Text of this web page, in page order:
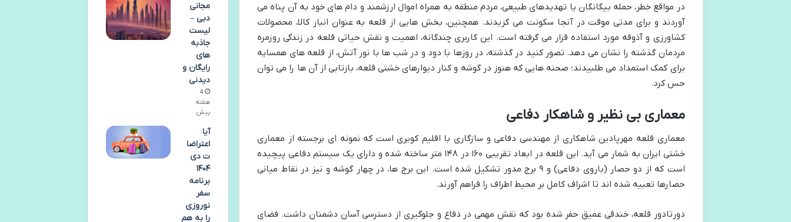
در مواقع خطر، حمله بیگانگان یا تهدیدهای طبیعی، مردم منطقه به همراه اموال ارزشمند و دام های خود به آن پناه می
آوردند و برای مدتی موقت در آنجا سکونت می گزیدند. همچنین، بخش هایی از قلعه به عنوان انبار کالا، محصولات
کشاورزی و آذوقه مورد استفاده قرار می گرفته است. این کاربری چندگانه، اهمیت و نقش حیاتی قلعه در زندگی روزمره
مردمان گذشته را نشان می دهد. تصور کنید در گذشته، در روزها با دود و در شب ها با نور آتش، از قلعه های همسایه
برای کمک استمداد می طلبیدند؛ صحنه هایی که هنوز در گوشه و کنار دیوارهای خشتی قلعه، بازتابی از آن ها را می توان
حس کرد.
معماری بی نظیر و شاهکار دفاعی
معماری قلعه مهرپادین شاهکاری از مهندسی دفاعی و سازگاری با اقلیم کویری است که نمونه ای برجسته از معماری
خشتی ایران به شمار می آید. این قلعه در ابعاد تقریبی ۱۶۰ در ۱۴۸ متر ساخته شده و دارای یک سیستم دفاعی پیچیده
است که از دو حصار (باروی دفاعی) و ۹ برج مدور تشکیل شده است. این برج ها، در چهار گوشه و نیز در نقاط میانی
حصارها تعبیه شده اند تا اشراف کامل بر محیط اطراف را فراهم آورند.
دورتادور قلعه، خندقی عمیق حفر شده بود که نقش مهمی در دفاع و جلوگیری از دسترسی آسان دشمنان داشت. فضای
مجانی
دبی –
لیست
جاذبه
های
رایگان و
دیدنی
4
هفته
پیش
آیا
اعتراضا
ت دی
۱۴۰۴
برنامه
سفر
نوروزی
را به هم